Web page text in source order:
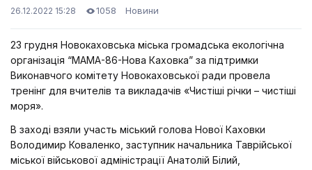
26.12.2022 15:28 1058 Новини
23 грудня Новокаховська міська громадська екологічна
організація “МАМА-86-Нова Каховка” за підтримки
Виконавчого комітету Новокаховської ради провела
тренінг для вчителів та викладачів «Чистіші річки – чистіші
моря».
В заході взяли участь міський голова Нової Каховки
Володимир Коваленко, заступник начальника Таврійської
міської військової адміністрації Анатолій Білий,